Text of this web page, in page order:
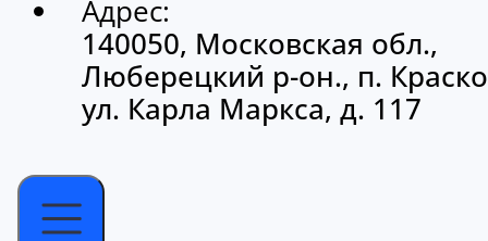
Адрес:
140050, Московская обл.,
Люберецкий р-он., п.
ул. Карла Маркса, д. 117